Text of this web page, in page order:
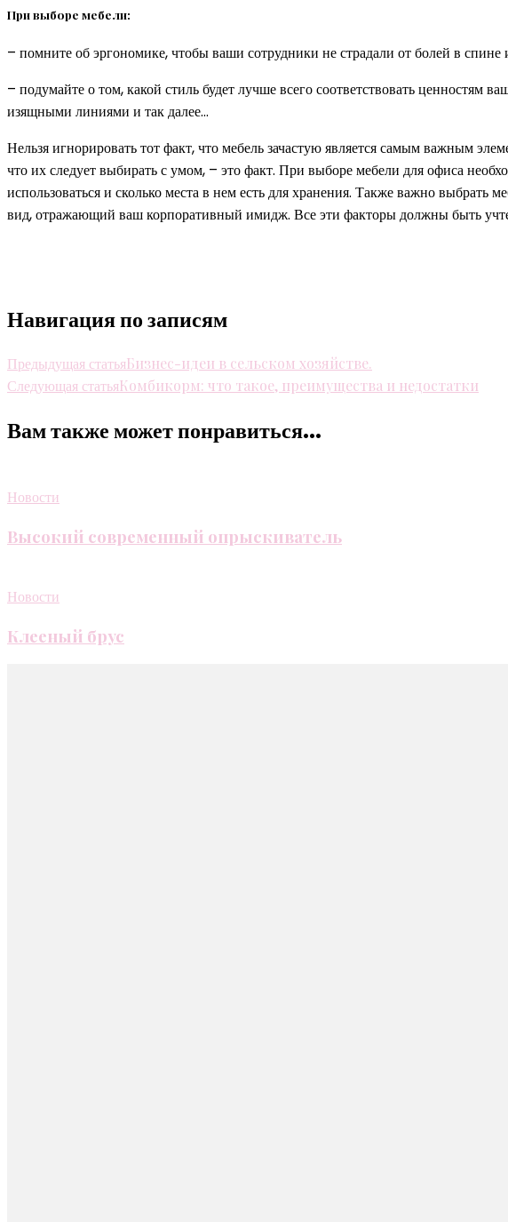
При выборе мебели:
– помните об эргономике, чтобы ваши сотрудники не страдали от болей в
– подумайте о том, какой стиль будет лучше всего соответствовать
изящными линиями и так далее…
Нельзя игнорировать тот факт, что мебель зачастую является самым важным
что их следует выбирать с умом, – это факт. При выборе мебели для офиса
использоваться и сколько места в нем есть для хранения. Также важно выбрать
вид, отражающий ваш корпоративный имидж. Все эти факторы должны быть
Навигация по записям
Предыдущая статьяБизнес-идеи в сельском хозяйстве.
Следующая статьяКомбикорм: что такое, преимущества и недостатки
Вам также может понравиться...
Новости
Высокий современный опрыскиватель
Новости
Клееный брус